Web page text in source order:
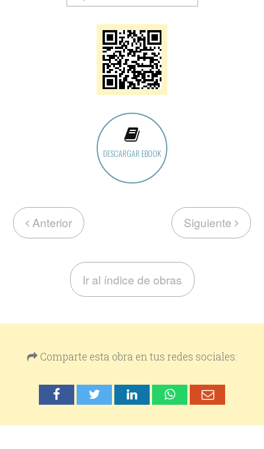
DESCARGAR EBOOK
Anterior Siguiente
Ir al índice de obras
Comparte esta obra en tus redes sociales: